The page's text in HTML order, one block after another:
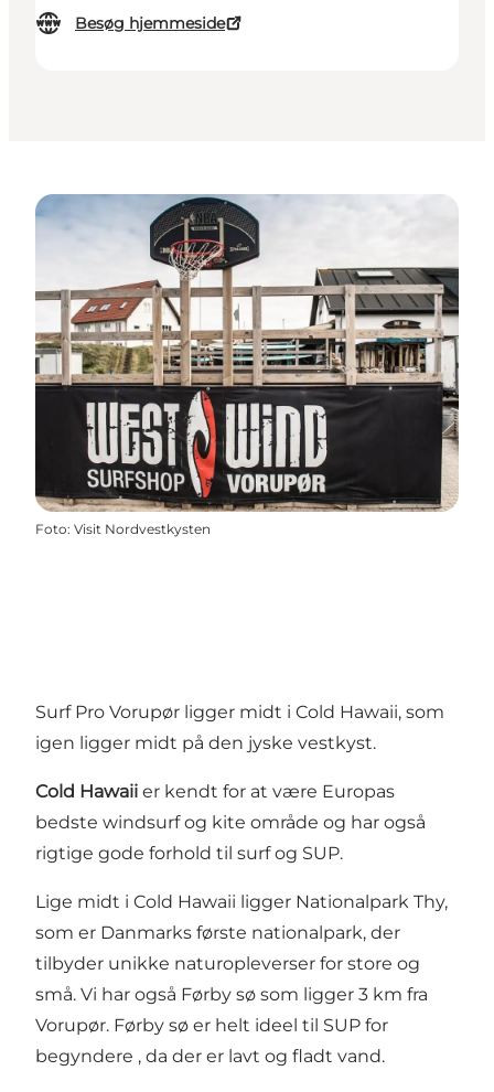
Besøg hjemmeside
Foto: Visit Nordvestkysten
Surf Pro Vorupør ligger midt i Cold Hawaii, som
igen ligger midt på den jyske vestkyst.
Cold Hawaii er kendt for at være Europas
bedste windsurf og kite område og har også
rigtige gode forhold til surf og SUP.
Lige midt i Cold Hawaii ligger Nationalpark Thy,
som er Danmarks første nationalpark, der
tilbyder unikke naturopleverser for store og
små. Vi har også Førby sø som ligger 3 km fra
Vorupør. Førby sø er helt ideel til SUP for
begyndere , da der er lavt og fladt vand.